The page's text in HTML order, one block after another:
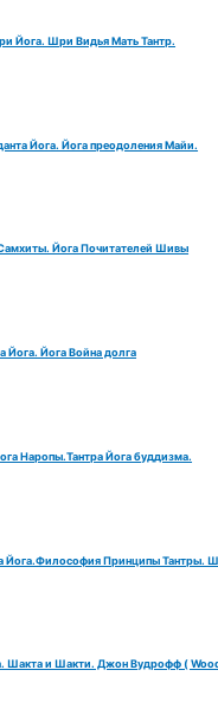
Йога. Шри Видья Мать Тантр.
Йога. Йога преодоления Майи.
Йога Почитателей Шивы
Йога. Йога Война долга
Наропы.Тантра Йога буддизма.
Йога.Философия Принципы Тантры.
Шакта и Шакти. Джон Вудрофф (